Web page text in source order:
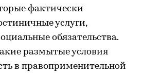
фактически
услуги,
обязательства.
размытые условия
в правоприменительной